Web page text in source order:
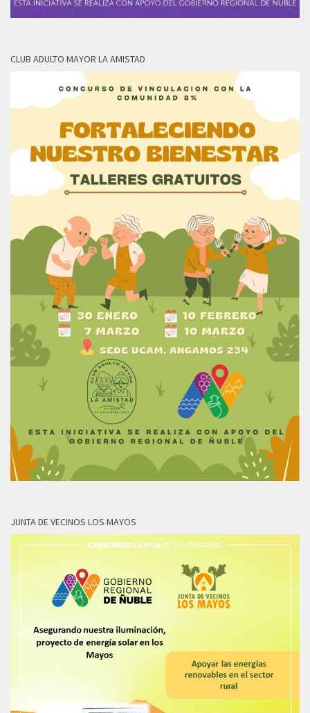
CLUB ADULTO MAYOR LA AMISTAD
JUNTA DE VECINOS LOS MAYOS